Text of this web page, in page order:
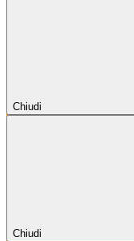
Chiudi
Chiudi